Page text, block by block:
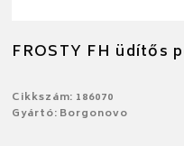
FROSTY FH üdítős
Cikkszám: 186070
Gyártó: Borgonovo